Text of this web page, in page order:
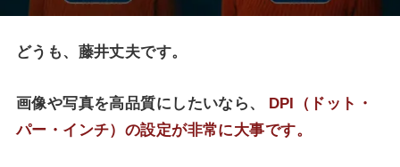
どうも、藤井丈夫です。
画像や写真を高品質にしたいなら、
DPI（ドット・
パー・インチ）の設定が非常に大事です。